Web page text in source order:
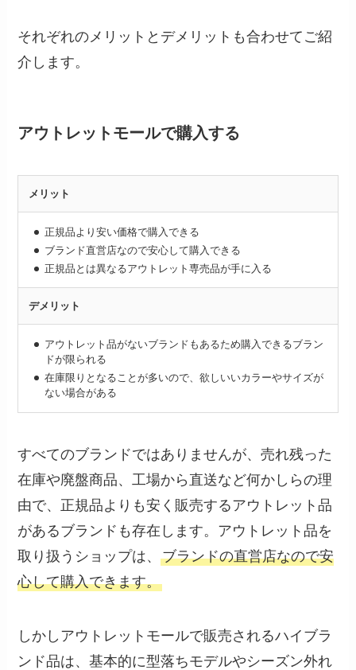
それぞれのメリットとデメリットも合わせてご紹
介します。
アウトレットモールで購入する
メリット
正規品より安い価格で購入できる
ブランド直営店なので安心して購入できる
正規品とは異なるアウトレット専売品が手に入る
デメリット
アウトレット品がないブランドもあるため購入できるブラン
ドが限られる
在庫限りとなることが多いので、欲しいいカラーやサイズが
ない場合がある
すべてのブランドではありませんが、売れ残った
在庫や廃盤商品、工場から直送など何かしらの理
由で、正規品よりも安く販売するアウトレット品
があるブランドも存在します。アウトレット品を
取り扱うショップは、ブランドの直営店なので安
心して購入できます。
しかしアウトレットモールで販売されるハイブラ
ンド品は、基本的に型落ちモデルやシーズン外れ